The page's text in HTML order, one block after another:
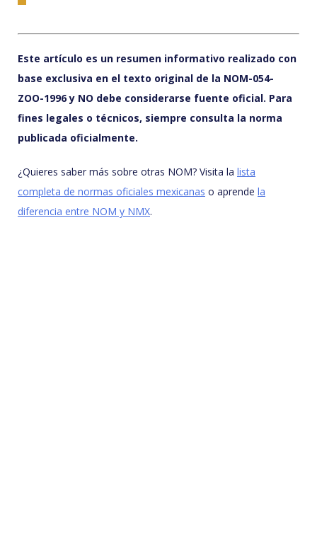
Este artículo es un resumen informativo realizado con
base exclusiva en el texto original de la NOM-054-
ZOO-1996 y NO debe considerarse fuente oficial. Para
fines legales o técnicos, siempre consulta la norma
publicada oficialmente.
¿Quieres saber más sobre otras NOM? Visita la lista
completa de normas oficiales mexicanas o aprende la
diferencia entre NOM y NMX.